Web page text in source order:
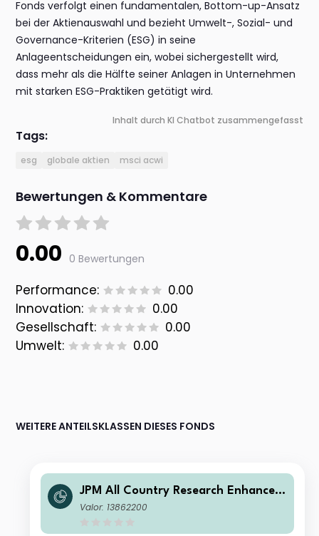
Fonds verfolgt einen fundamentalen, Bottom-up-Ansatz
bei der Aktienauswahl und bezieht Umwelt-, Sozial- und
Governance-Kriterien (ESG) in seine
Anlageentscheidungen ein, wobei sichergestellt wird,
dass mehr als die Hälfte seiner Anlagen in Unternehmen
mit starken ESG-Praktiken getätigt wird.
Inhalt durch KI Chatbot zusammengefasst
Tags:
esg globale aktien msci acwi
Bewertungen & Kommentare
0.00 0 Bewertungen
Performance:
0.00
Innovation:
0.00
Gesellschaft:
0.00
Umwelt:
0.00
WEITERE ANTEILSKLASSEN DIESES FONDS
JPM All Country Research Enhanced
Index Equity Active UCITS ETF - USD
Valor: 13862200